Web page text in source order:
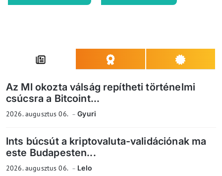
Az MI okozta válság repítheti történelmi
csúcsra a Bitcoint...
2026. augusztus 06. Gyuri
Ints búcsút a kriptovaluta-validációnak ma
este Budapesten...
2026. augusztus 06. Lelo